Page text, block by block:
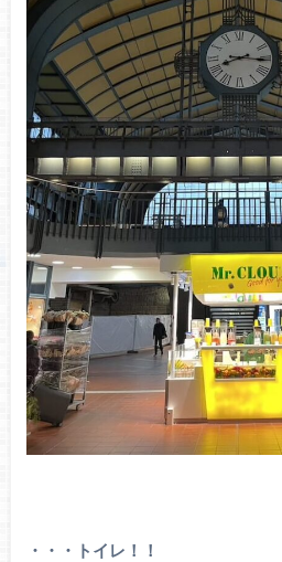
・・・トイレ！！